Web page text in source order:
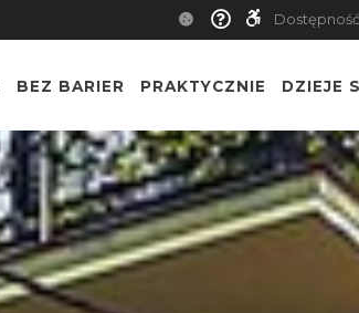
BEZ BARIER PRAKTYCZNIE DZIEJE